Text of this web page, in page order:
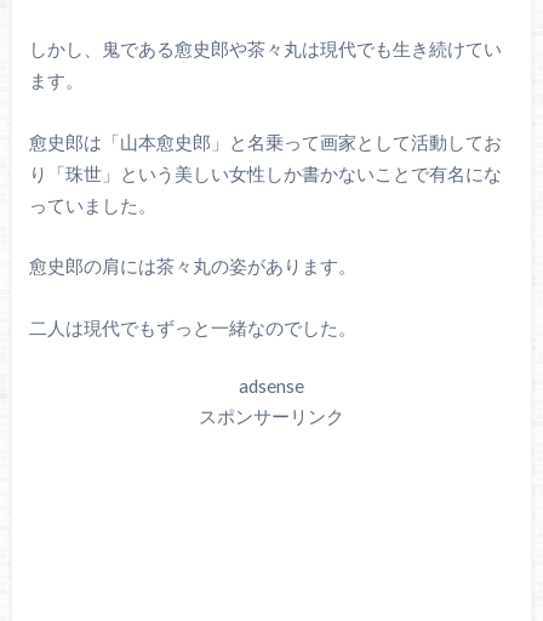
しかし、鬼である愈史郎や茶々丸は現代でも生き続けてい
ます。
愈史郎は「山本愈史郎」と名乗って画家として活動してお
り「珠世」という美しい女性しか書かないことで有名にな
っていました。
愈史郎の肩には茶々丸の姿があります。
二人は現代でもずっと一緒なのでした。
adsense
スポンサーリンク